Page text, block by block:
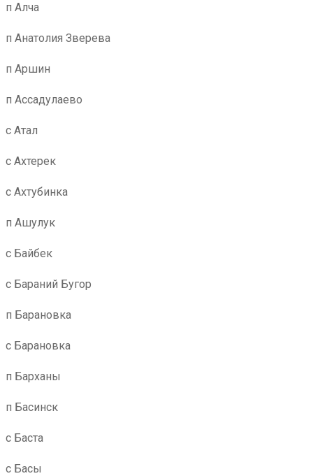
п Алча
п Анатолия Зверева
п Аршин
п Ассадулаево
с Атал
с Ахтерек
с Ахтубинка
п Ашулук
с Байбек
с Бараний Бугор
п Барановка
с Барановка
п Барханы
п Басинск
с Баста
с Басы